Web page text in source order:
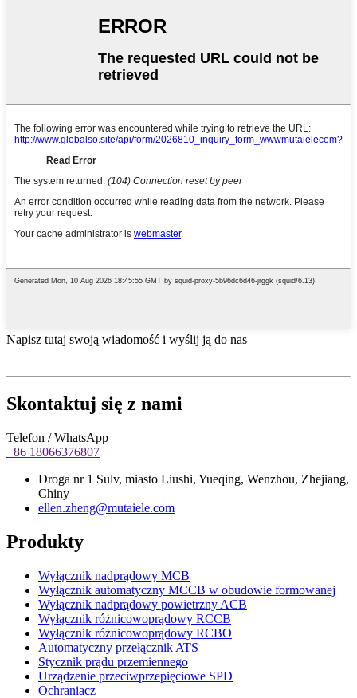
Napisz tutaj swoją wiadomość i wyślij ją do nas
Skontaktuj się z nami
Telefon / WhatsApp
+86 18066376807
Droga nr 1 Sulv, miasto Liushi, Yueqing, Wenzhou, Zhejiang,
Chiny
ellen.zheng@mutaiele.com
Produkty
Wyłącznik nadprądowy MCB
Wyłącznik automatyczny MCCB w obudowie formowanej
Wyłącznik nadprądowy powietrzny ACB
Wyłącznik różnicowoprądowy RCCB
Wyłącznik różnicowoprądowy RCBO
Automatyczny przełącznik ATS
Stycznik prądu przemiennego
Urządzenie przeciwprzepięciowe SPD
Ochraniacz